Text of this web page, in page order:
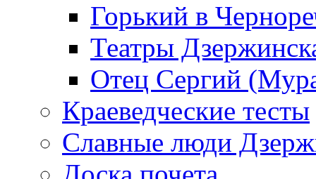
Горький в
Театры
Отец Сергий
Краеведческие тесты
Славные люди